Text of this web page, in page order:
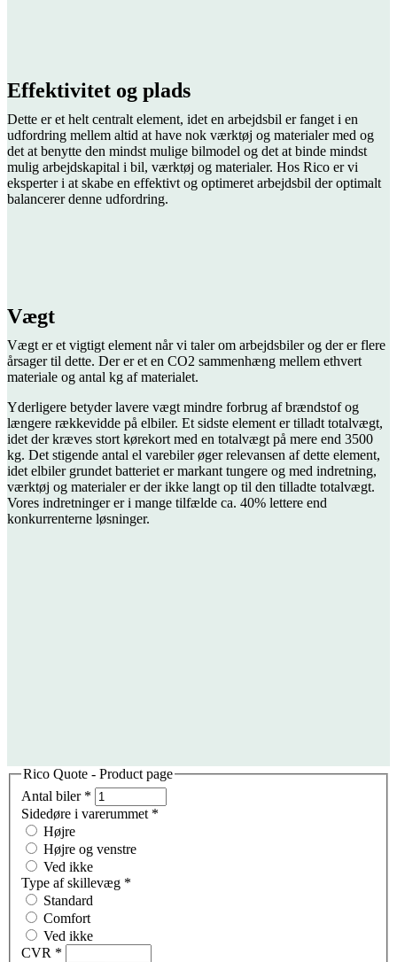
Effektivitet og plads
Dette er et helt centralt element, idet en arbejdsbil er fanget i en
udfordring mellem altid at have nok værktøj og materialer med og
det at benytte den mindst mulige bilmodel og det at binde mindst
mulig arbejdskapital i bil, værktøj og materialer. Hos Rico er vi
eksperter i at skabe en effektivt og optimeret arbejdsbil der optimalt
balancerer denne udfordring.
Vægt
Vægt er et vigtigt element når vi taler om arbejdsbiler og der er flere
årsager til dette. Der er et en CO2 sammenhæng mellem ethvert
materiale og antal kg af materialet.
Yderligere betyder lavere vægt mindre forbrug af brændstof og
længere rækkevidde på elbiler. Et sidste element er tilladt totalvægt,
idet der kræves stort kørekort med en totalvægt på mere end 3500
kg. Det stigende antal el varebiler øger relevansen af dette element,
idet elbiler grundet batteriet er markant tungere og med indretning,
værktøj og materialer er der ikke langt op til den tilladte totalvægt.
Vores indretninger er i mange tilfælde ca. 40% lettere end
konkurrenterne løsninger.
Rico Quote - Product page
Antal biler *
Sidedøre i varerummet *
Højre
Højre og venstre
Ved ikke
Type af skillevæg *
Standard
Comfort
Ved ikke
CVR *